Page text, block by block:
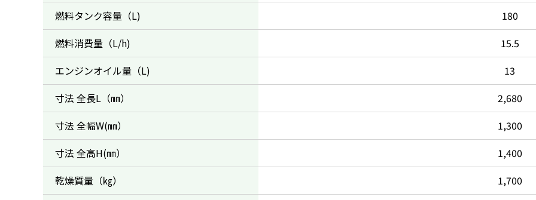
燃料タンク容量（L)
180
燃料消費量（L/h)
15.5
エンジンオイル量（L)
13
寸法 全長L（㎜）
2,680
寸法 全幅W(㎜）
1,300
寸法 全高H(㎜）
1,400
乾燥質量（㎏）
1,700